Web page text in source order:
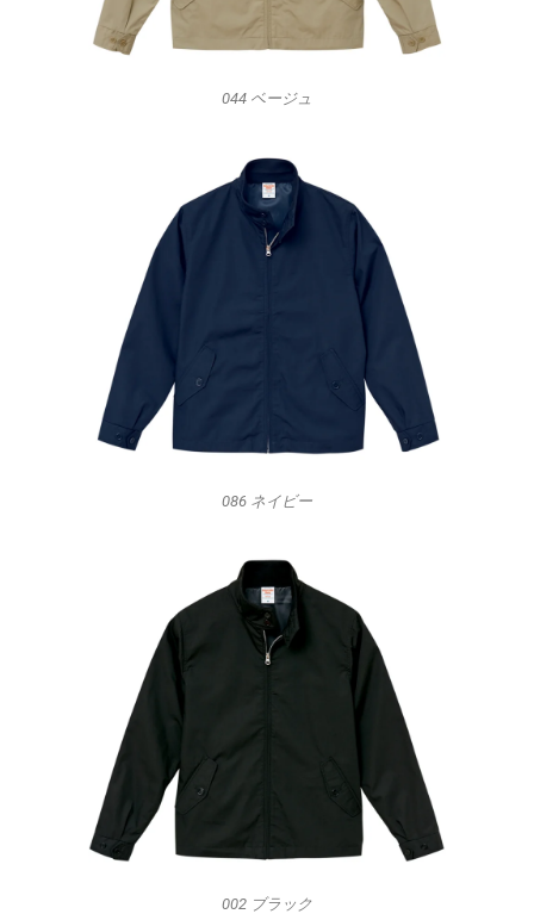
044 ベージュ
086 ネイビー
002 ブラック